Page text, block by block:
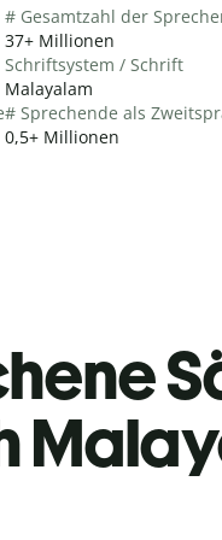
# Gesamtzahl der
37+ Millionen
Schriftsystem / Schrift
Malayalam
# Sprechende als
0,5+ Millionen